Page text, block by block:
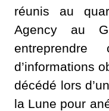
réunis au
Agency au
d’informations
décédé lors
la Lune pour